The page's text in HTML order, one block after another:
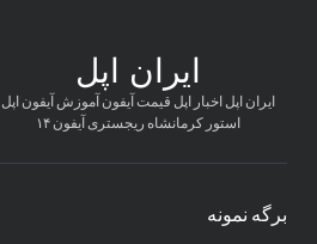
ایران اپل
ایران اپل اخبار اپل قیمت آیفون آموزش آیفون اپل
استور کرمانشاه ریجستری آیفون ۱۴
برگه نمونه